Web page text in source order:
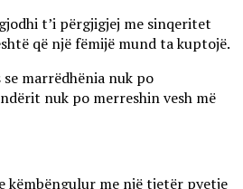
t’i përgjigjej me sinqeritet
që një fëmijë mund ta kuptojë.
marrëdhënia nuk po
nuk po merreshin vesh më
këmbëngulur me një tjetër pyetje